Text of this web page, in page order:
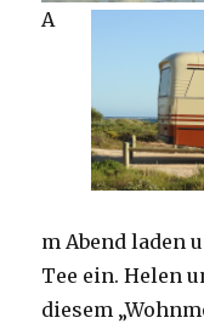
A
m Abend laden
Tee ein. Helen
diesem